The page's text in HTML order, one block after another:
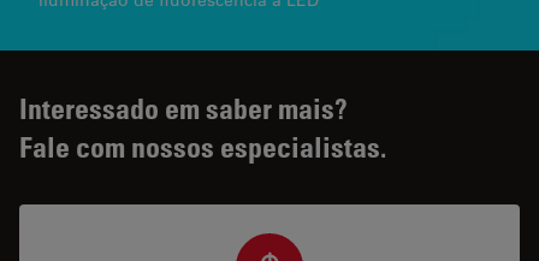
Interessado em saber mais?
Fale com nossos especialistas.